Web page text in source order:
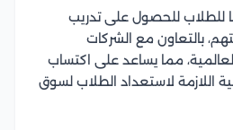
للطلاب للحصول على تدريب
بالتعاون مع الشركات
مما يساعد على اكتساب
اللازمة لاستعداد الطلاب لسوق